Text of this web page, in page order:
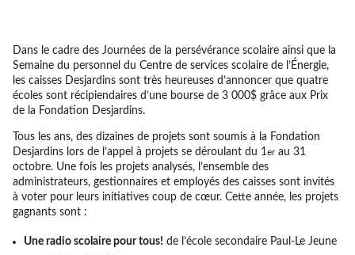
Dans le cadre des Journées de la persévérance scolaire ainsi que la
Semaine du personnel du Centre de services scolaire de l’Énergie,
les caisses Desjardins sont très heureuses d’annoncer que quatre
écoles sont récipiendaires d’une bourse de 3 000$ grâce aux Prix
de la Fondation Desjardins.
Tous les ans, des dizaines de projets sont soumis à la Fondation
Desjardins lors de l’appel à projets se déroulant du 1 erau 31
octobre. Une fois les projets analysés, l’ensemble des
administrateurs, gestionnaires et employés des caisses sont invités
à voter pour leurs initiatives coup de cœur. Cette année, les projets
gagnants sont :
Une radio scolaire pour tous! de l’école secondaire Paul-Le Jeune